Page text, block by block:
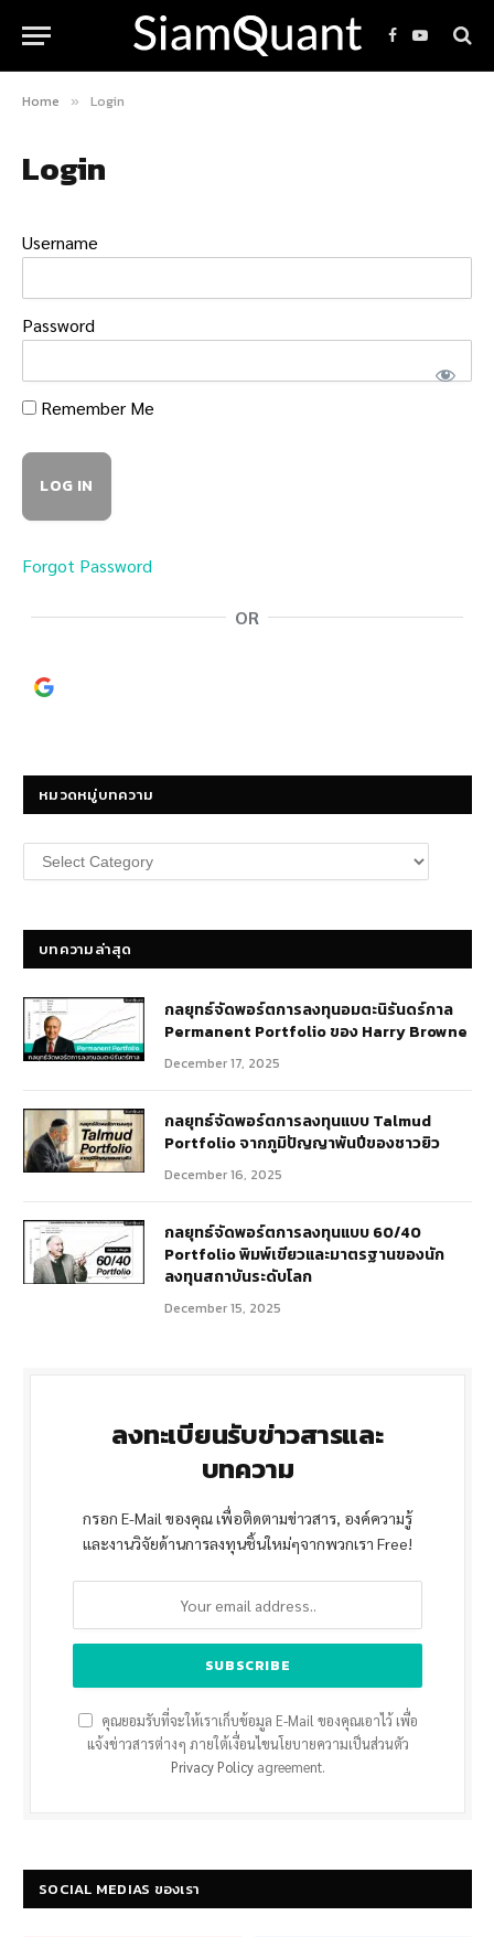
Facebook
YouTube
Home » Login
Login
Username
Password
Remember Me
Forgot Password
OR
หมวดหมู่บทความ
หมวด
หมู่
บทความล่าสุด
กลยุทธ์​จัดพอร์ตการลงทุนอมตะนิรันดร์กาล
Permanent Portfolio ของ Harry Browne
December 17, 2025
กลยุทธ์จัดพอร์ตการลงทุนแบบ Talmud
Portfolio จากภูมิปัญญาพันปีของชาวยิว
December 16, 2025
กลยุทธ์จัดพอร์ตการลงทุนแบบ 60/40
Portfolio พิมพ์เขียวและมาตรฐานของนัก
ลงทุนสถาบันระดับโลก
December 15, 2025
ลงทะเบียนรับข่าวสารและ
บทความ
กรอก E-Mail ของคุณ เพื่อติดตามข่าวสาร, องค์ความรู้
และงานวิจัยด้านการลงทุนชิ้นใหม่ๆจากพวกเรา Free!
คุณยอมรับที่จะให้เราเก็บข้อมูล E-Mail ของคุณเอาไว้ เพื่อ
แจ้งข่าวสารต่างๆ ภายใต้เงื่อนไขนโยบายความเป็นส่วนตัว
Privacy Policyagreement.
SOCIAL MEDIAS ของเรา